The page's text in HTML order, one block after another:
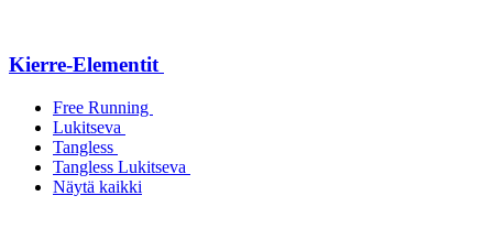
Kierre-Elementit
Free Running
Lukitseva
Tangless
Tangless Lukitseva
Näytä kaikki